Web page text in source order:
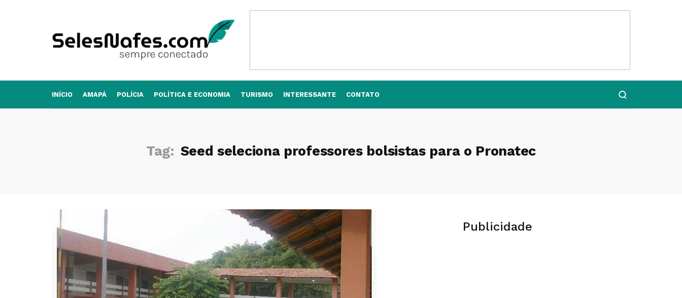
INÍCIO AMAPÁ POLÍCIA POLÍTICA E ECONOMIA TURISMO INTERESSANTE CONTATO
Tag: Seed seleciona professores bolsistas para o Pronatec
Publicidade